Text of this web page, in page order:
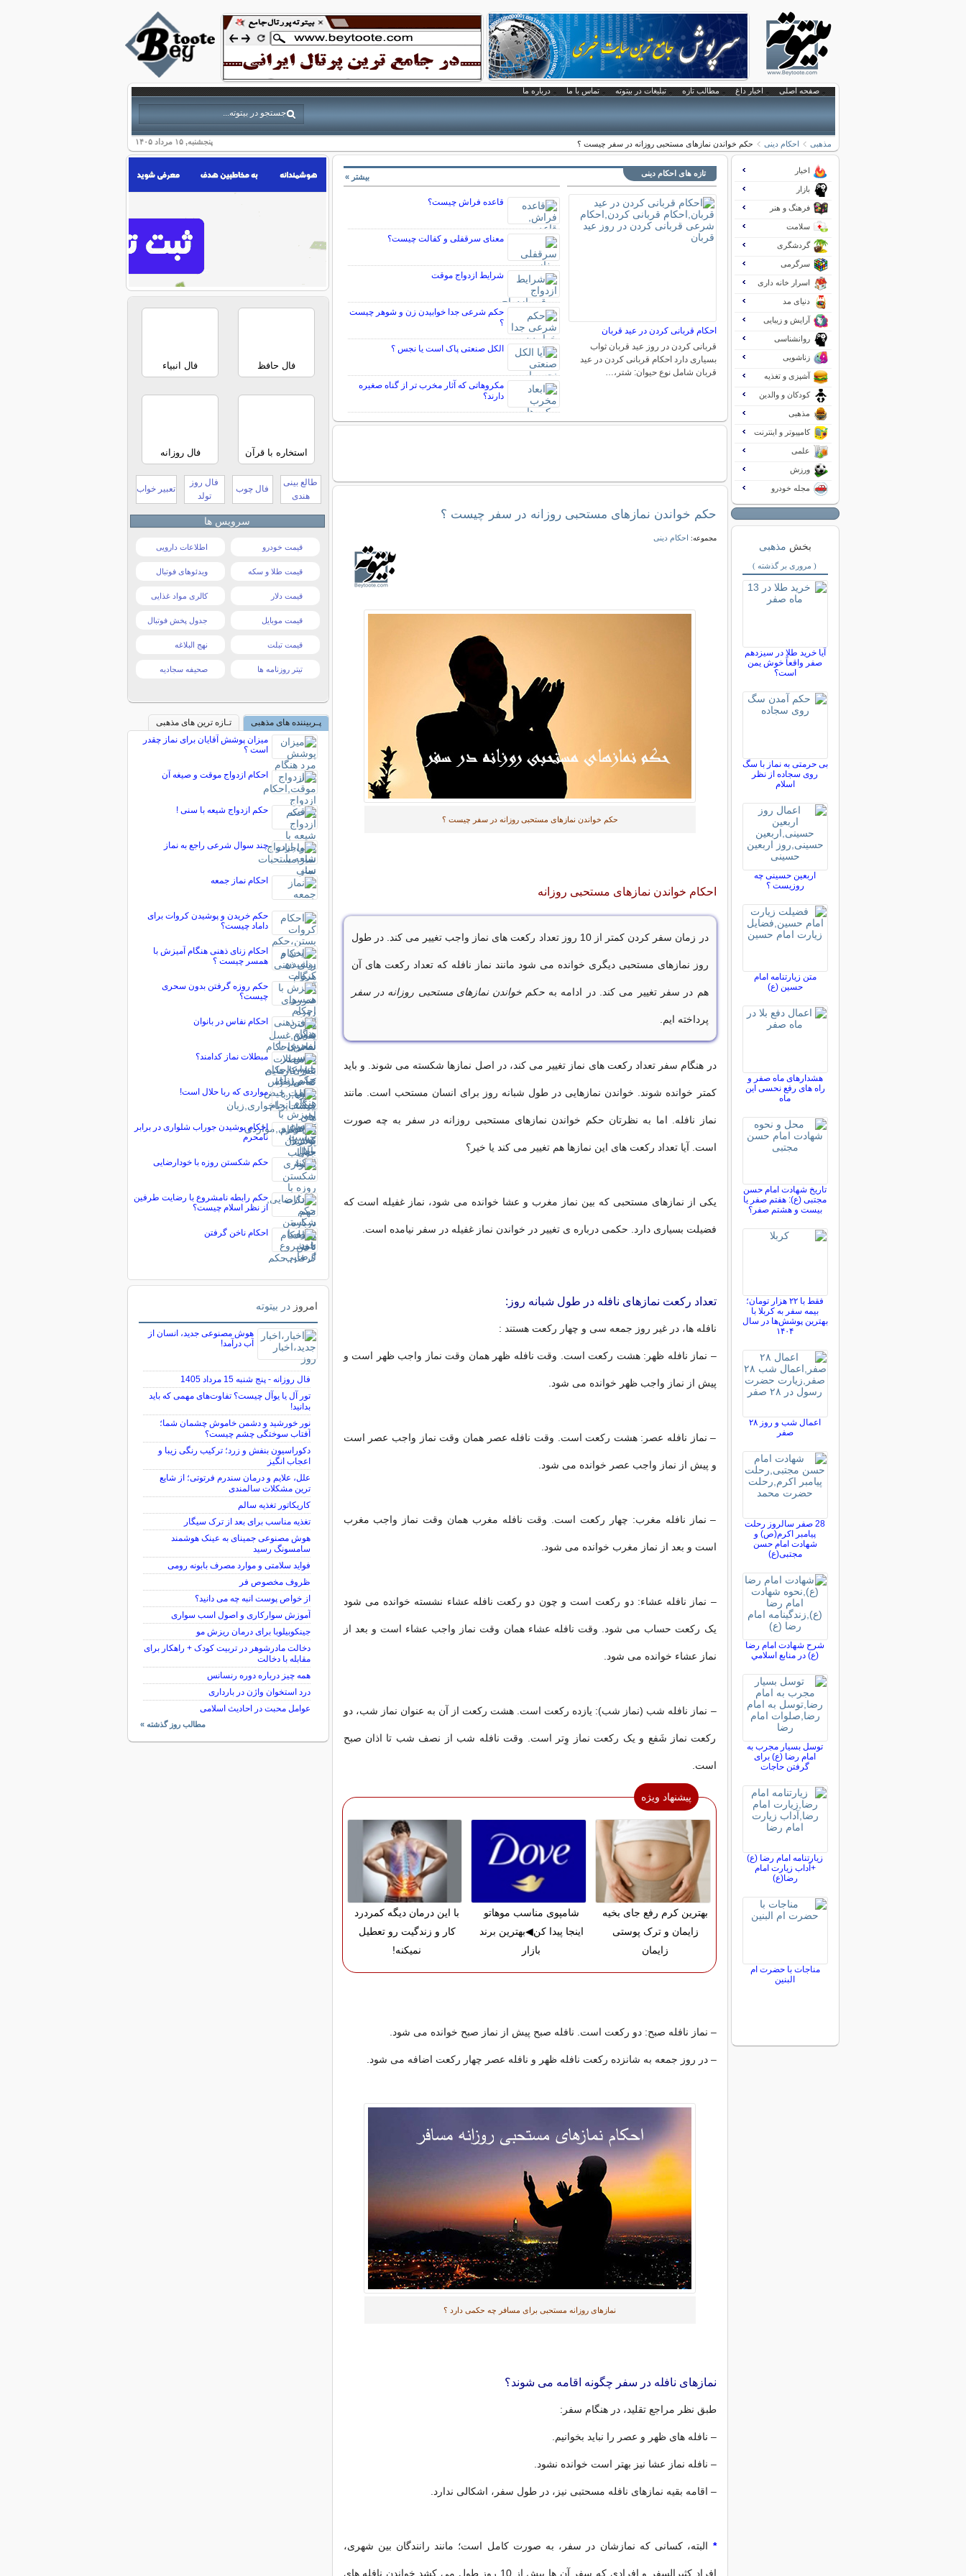
صفحه اصلی اخبار داغ مطالب تازه تبلیغات در بیتوته تماس با ما درباره ما
پنجشنبه, ۱۵ مرداد ۱۴۰۵ مذهبی احکام دینی حکم خواندن نمازهای مستحبی روزانه در سفر چیست ؟
تازه های احکام دینی
احکام قربانی کردن در عید قربان
قربانی کردن در روز عید قربان ثواب
بسیاری دارد احکام قربانی کردن در عید
قربان شامل نوع حیوان: شتر،…
قاعده فراش چیست؟
معنای سرقفلی و کفالت چیست؟
شرایط ازدواج موقت
حکم شرعی جدا خوابیدن زن و شوهر چیست
؟
الکل صنعتی پاک است یا نجس ؟
مکروهاتی که آثار مخرب تر از گناه صغیره
دارند؟
بیشتر »
حکم خواندن نمازهای مستحبی روزانه در سفر چیست ؟
مجموعه: احکام دینی
حکم خواندن نمازهای مستحبی روزانه در سفر چیست ؟
احکام خواندن نمازهای مستحبی روزانه
در زمان سفر کردن کمتر از 10 روز تعداد رکعت های نماز واجب تغییر می کند. در طول
روز نمازهای مستحبی دیگری خوانده می شود مانند نماز نافله که تعداد رکعت های آن
هم در سفر تغییر می کند. در ادامه به حکم خواندن نمازهای مستحبی روزانه در سفر
پرداخته ایم.
در هنگام سفر تعداد رکعت های نماز تغییر می کند، در اصل نمازها شکسته می شوند. و باید
کمتر خوانده شوند. خواندن نمازهایی در طول شبانه روز برای انسان مستحب است. مانند
نماز نافله. اما به نظرتان حکم خواندن نمازهای مستحبی روزانه در سفر به چه صورت
است. آیا تعداد رکعت های این نمازها هم تغییر می کند یا خیر؟
یکی از نمازهای مستحبی که بین نماز مغرب و عشا خوانده می شود، نماز غفیله است که
فضیلت بسیاری دارد. حکمی درباره ی تغییر در خواندن نماز غفیله در سفر نیامده است.
تعداد رکعت نمازهای نافله در طول شبانه روز:
نافله ها، در غیر روز جمعه سی و چهار رکعت هستند :
– نماز نافله ظهر: هشت رکعت است. وقت نافله ظهر همان وقت نماز واجب ظهر است و
پیش از نماز واجب ظهر خوانده می شود.
– نماز نافله عصر: هشت رکعت است. وقت نافله عصر همان وقت نماز واجب عصر است
و پیش از نماز واجب عصر خوانده می شود.
– نماز نافله مغرب: چهار رکعت است. وقت نافله مغرب همان وقت نماز واجب مغرب
است و بعد از نماز مغرب خوانده می شود.
– نماز نافله عشاء: دو رکعت است و چون دو رکعت نافله عشاء نشسته خوانده می شود
یک رکعت حساب می شود. وقت نافله عشاء همان وقت نماز واجب عشاء است و بعد از
نماز عشاء خوانده می شود.
– نماز نافله شب (نماز شب): یازده رکعت است. هشت رکعت از آن به عنوان نماز شب، دو
رکعت نماز شَفع و یک رکعت نماز وِتر است. وقت نافله شب از نصف شب تا اذان صبح
است.
پیشنهاد ویژه
بهترین کرم رفع جای بخیه
زایمان و ترک پوستی
زایمان
شامپوی مناسب موهاتو
اینجا پیدا کن◀بهترین برند
بازار
با این درمان دیگه کمردرد
کار و زندگیت رو تعطیل
نمیکنه!
– نماز نافله صبح: دو رکعت است. نافله صبح پیش از نماز صبح خوانده می شود.
– در روز جمعه به شانزده رکعت نافله ظهر و نافله عصر چهار رکعت اضافه می شود.
نمازهای روزانه مستحبی برای مسافر چه حکمی دارد ؟
نماز‌های نافله در سفر چگونه اقامه می شوند؟
طبق نظر مراجع تقلید، در هنگام سفر:
– نافله های ظهر و عصر را نباید بخوانیم.
– نافله نماز عشا نیز بهتر است خوانده نشود.
– اقامه بقیه نماز‌های نافله مسحتبی نیز، در طول سفر، اشکالی ندارد.
* البته، کسانی که نمازشان در سفر، به صورت کامل است؛ مانند رانندگان بین شهری،
افراد کثیرالسفر و افرادی که سفر آن ها بیش از 10 روز طول می کشد خواندن نافله های
اخبار
بازار
فرهنگ و هنر
سلامت
گردشگری
سرگرمی
اسرار خانه داری
دنیای مد
آرایش و زیبایی
روانشناسی
زناشویی
آشپزی و تغذیه
کودکان و والدین
مذهبی
کامپیوتر و اینترنت
علمی
ورزش
مجله خودرو
بخش مذهبی
( مروری بر گذشته )
آیا خرید طلا در سیزدهم
صفر واقعاً خوش یمن
است؟
بی حرمتی به نماز با سگ
روی سجاده از نظر
اسلام
اربعین حسینی چه
روزیست ؟
متن زیارتنامه امام
حسین (ع)
هشدارهای ماه صفر و
راه های رفع نحسی این
ماه
تاریخ شهادت امام حسن
مجتبی (ع): هفتم صفر یا
بیست و هشتم صفر؟
فقط با ۲۲ هزار تومان؛
بیمه سفر به کربلا با
بهترین پوشش‌ها در سال
۱۴۰۴
اعمال شب و روز ۲۸
صفر
28 صفر سالروز رحلت
پیامبر اکرم(ص) و
شهادت امام حسن
مجتبی(ع)
شرح شهادت امام رضا
(ع) در منابع اسلامي
توسل بسیار مجرب به
امام رضا (ع) برای
گرفتن حاجات
زیارتنامه امام رضا (ع)
+آداب زیارت امام
رضا(ع)
مناجات با حضرت ام
البنین
فال حافظ فال انبیاء
استخاره با قرآن فال روزانه
طالع بینی
هندی
فال چوب
فال روز
تولد
تعبیر خواب
سرویس ها
قیمت خودرو اطلاعات دارویی
قیمت طلا و سکه ویدئوهای فوتبال
قیمت دلار کالری مواد غذایی
قیمت موبایل جدول پخش فوتبال
قیمت تبلت نهج البلاغه
تیتر روزنامه ها صحیفه سجادیه
پـربیننده های مذهبی
تـازه ترین های مذهبی
میزان پوشش آقایان برای نماز چقدر
است ؟
احکام ازدواج موقت و صیغه آن
حکم ازدواج شیعه با سنی !
چند سوال شرعی راجع به نماز
احکام نماز جمعه
حکم خریدن و پوشیدن کروات براى
داماد چیست؟
احکام زنای ذهنی هنگام آمیزش با
همسر چیست ؟
حکم روزه گرفتن بدون سحری
چیست؟
احکام نفاس در بانوان
مبطلات نماز کدامند؟
مواردی که ربا حلال است!
احکام پوشیدن جوراب شلواری در برابر
نامحرم
حکم شکستن روزه با خودارضایی
حکم رابطه نامشروع با رضایت طرفین
از نظر اسلام چیست؟
احکام ناخن گرفتن
امروز در بیتوته
هوش مصنوعی جدید، انسان از
آب درآمد!
فال روزانه - پنج شنبه 15 مرداد 1405
تور آل یا یوآل چیست؟ تفاوت‌های مهمی که باید
بدانید!
نور خورشید و دشمن خاموش چشمان شما؛
آفتاب سوختگی چشم چیست؟
دکوراسیون بنفش و زرد؛ ترکیب رنگی زیبا و
اعجاب انگیز
علل، علایم و درمان سندرم فرتوتی؛ از شایع
ترین مشکلات سالمندی
کاریکاتور تغذیه سالم
تغذیه مناسب برای بعد از ترک سیگار
هوش مصنوعی جمینای به عینک هوشمند
سامسونگ رسید
فواید سلامتی و موارد مصرف بابونه رومی
ظروف مخصوص فر
از خواص پوست انبه چه می دانید؟
آموزش سوارکاری و اصول اسب سواری
جینکوبیلوبا برای درمان ریزش مو
دخالت مادرشوهر در تربیت کودک + راهکار برای
مقابله با دخالت
همه چیز درباره دوره رنسانس
درد استخوان واژن در بارداری
عوامل محبت در احادیث اسلامى
مطالب روز گذشته »